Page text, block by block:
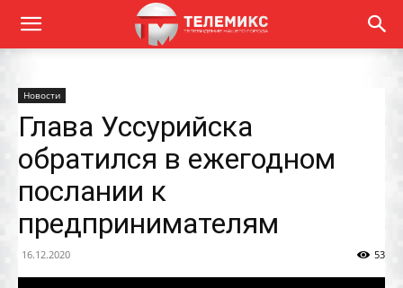
Новости
Глава Уссурийска
обратился в ежегодном
послании к
предпринимателям
16.12.2020 53